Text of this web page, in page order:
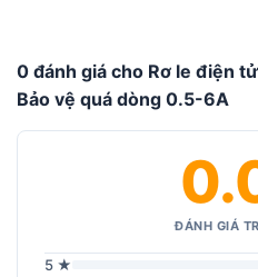
0 đánh giá cho Rơ le điện
Bảo vệ quá dòng 0.5-6A
ĐÁNH GIÁ
5 ★